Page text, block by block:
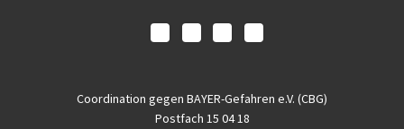
Coordination gegen BAYER-Gefahren e.V. (CBG)
Postfach 15 04 18